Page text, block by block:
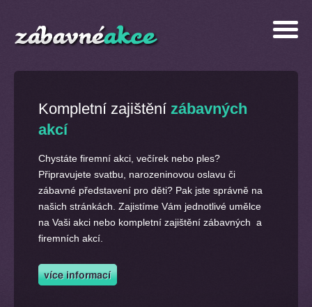
Kompletní zajištění zábavných
akcí
Chystáte firemní akci, večírek nebo ples?
Připravujete svatbu, narozeninovou oslavu či
zábavné představení pro děti? Pak jste správně na
našich stránkách. Zajistíme Vám jednotlivé umělce
na Vaši akci nebo kompletní zajištění zábavných a
firemních akcí.